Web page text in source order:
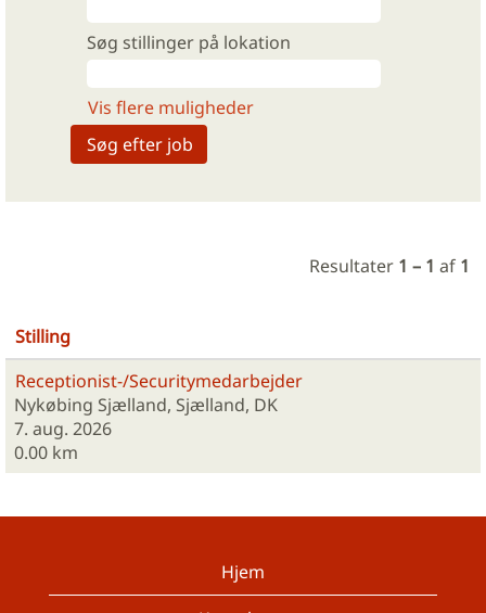
Søg stillinger på lokation
Vis flere muligheder
Resultater 1 – 1 af 1
Stilling
Receptionist-/Securitymedarbejder
Nykøbing Sjælland, Sjælland, DK
7. aug. 2026
0.00 km
Hjem